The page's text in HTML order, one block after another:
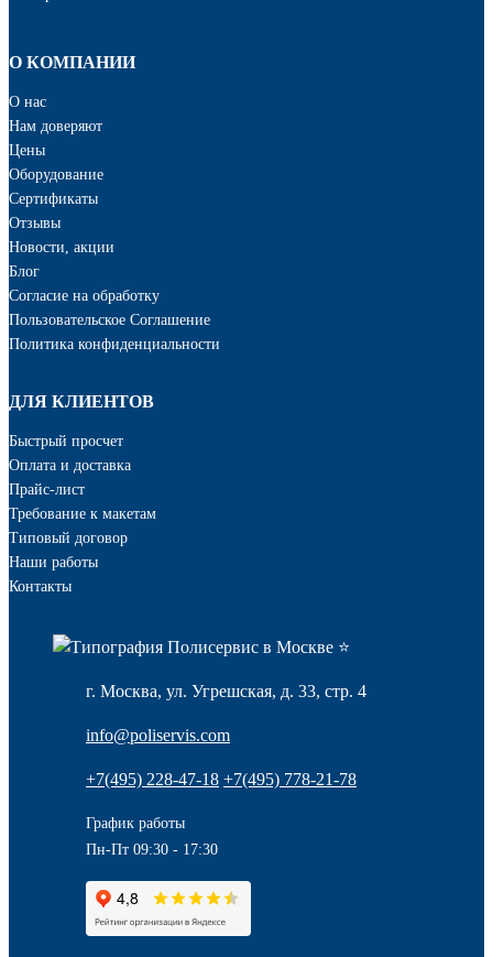
г. Москва, ул. Угрешская, д. 33, стр. 4
info@poliservis.com
+7(495) 228-47-18 +7(495) 778-21-78
График работы
Пн-Пт 09:30 - 17:30
О КОМПАНИИ
О нас
Нам доверяют
Цены
Оборудование
Сертификаты
Отзывы
Новости, акции
Блог
Cогласие на обработку
Пользовательское Соглашение
Политика конфиденциальности
ДЛЯ КЛИЕНТОВ
Быстрый просчет
Оплата и доставка
Прайс-лист
Требование к макетам
Типовый договор
Наши работы
Контакты